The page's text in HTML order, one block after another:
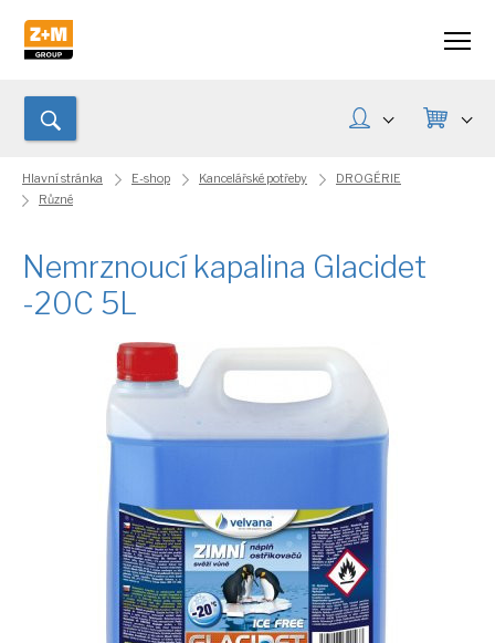
Hlavní stránka E-shop Kancelářské potřeby
DROGÉRIE
Různé
Nemrznoucí kapalina Glacidet
-20C 5L